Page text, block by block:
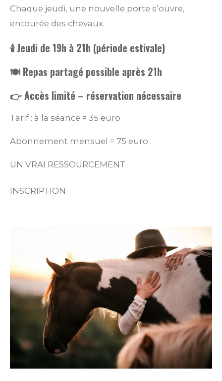
Chaque jeudi, une nouvelle porte s’ouvre,
entourée des chevaux.
🕯️ Jeudi de 19h à 21h (période estivale)
🍽️ Repas partagé possible après 21h
👉 Accès limité – réservation nécessaire
Tarif : à la séance = 35 euro
Abonnement mensuel = 75 euro
UN VRAI RESSOURCEMENT
INSCRIPTION